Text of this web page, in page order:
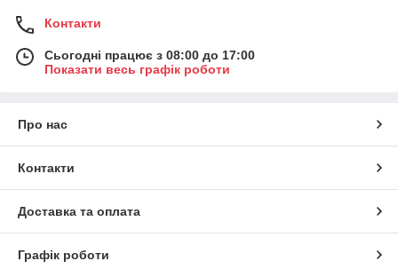
Контакти
Сьогодні працює з 08:00 до 17:00
Показати весь графік роботи
Про нас
Контакти
Доставка та оплата
Графік роботи